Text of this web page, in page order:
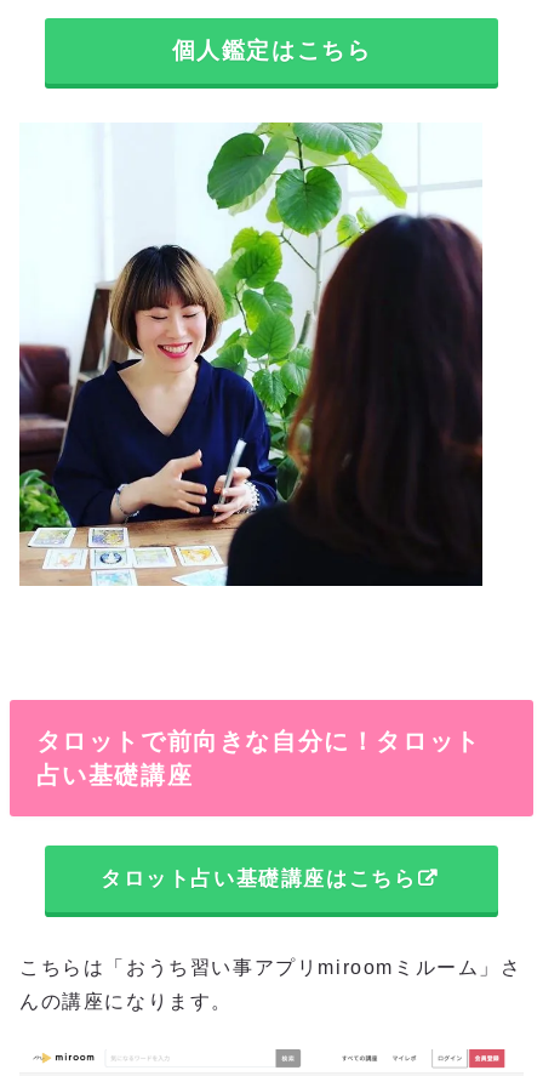
個人鑑定はこちら
タロットで前向きな自分に！タロット
占い基礎講座
タロット占い基礎講座はこちら
こちらは「おうち習い事アプリmiroomミルーム」さ
んの講座になります。